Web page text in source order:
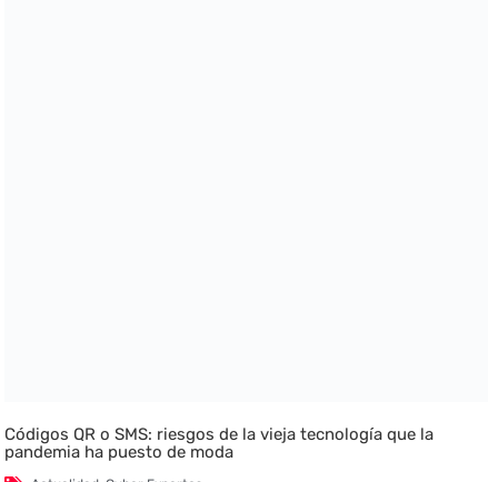
Códigos QR o SMS: riesgos de la vieja tecnología que la
pandemia ha puesto de moda